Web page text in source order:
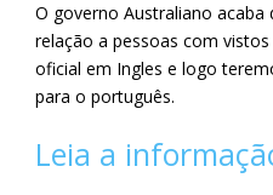
O governo Australiano acaba
relação a pessoas com
oficial em Ingles e logo
para o português.
Leia a